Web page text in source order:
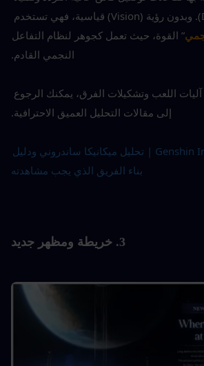
النجمي القادم.
إلى مقالات التحليل العميق الاحترافية.
بناء الفريق الذي يجب مشاهدته
3. خريطة ومظهر جديد